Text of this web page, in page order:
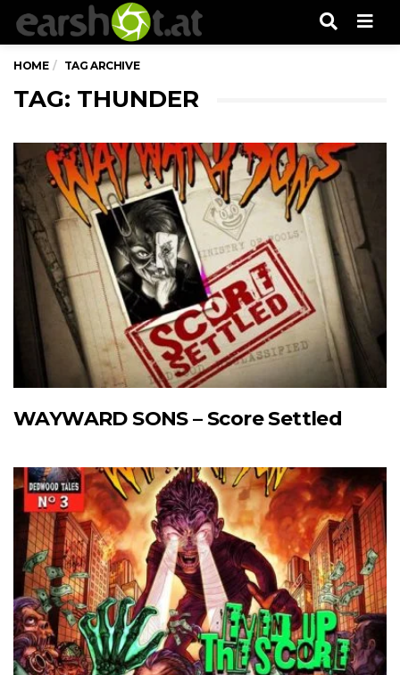
HOME TAG ARCHIVE
TAG: THUNDER
WAYWARD SONS – Score Settled